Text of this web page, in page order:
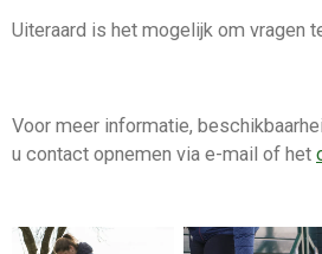
Uiteraard is het mogelijk om vragen
Voor meer informatie,
u contact opnemen via e-mail of het